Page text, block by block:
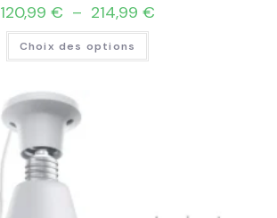
120,99 € – 214,99 €
Choix des options